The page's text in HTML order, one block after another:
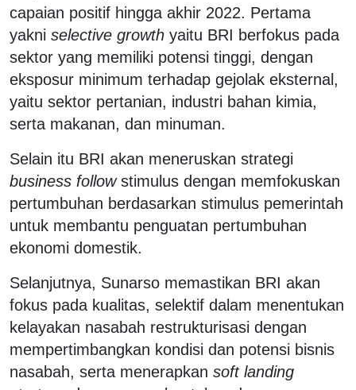
capaian positif hingga akhir 2022. Pertama
yakni selective growth yaitu BRI berfokus pada
sektor yang memiliki potensi tinggi, dengan
eksposur minimum terhadap gejolak eksternal,
yaitu sektor pertanian, industri bahan kimia,
serta makanan, dan minuman.
Selain itu BRI akan meneruskan strategi
business followstimulus dengan memfokuskan
pertumbuhan berdasarkan stimulus pemerintah
untuk membantu penguatan pertumbuhan
ekonomi domestik.
Selanjutnya, Sunarso memastikan BRI akan
fokus pada kualitas, selektif dalam menentukan
kelayakan nasabah restrukturisasi dengan
mempertimbangkan kondisi dan potensi bisnis
nasabah, serta menerapkan soft landing